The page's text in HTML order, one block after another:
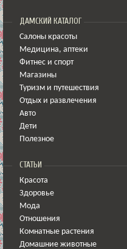
ДАМСКИЙ КАТАЛОГ
Салоны красоты
Медицина, аптеки
Фитнес и спорт
Магазины
Туризм и путешествия
Отдых и развлечения
Авто
Дети
Полезное
СТАТЬИ
Красота
Здоровье
Мода
Отношения
Комнатные растения
Домашние животные